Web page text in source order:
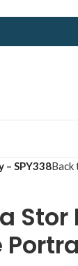
– SPY338Back